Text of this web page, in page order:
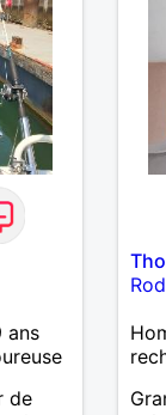
ans
de